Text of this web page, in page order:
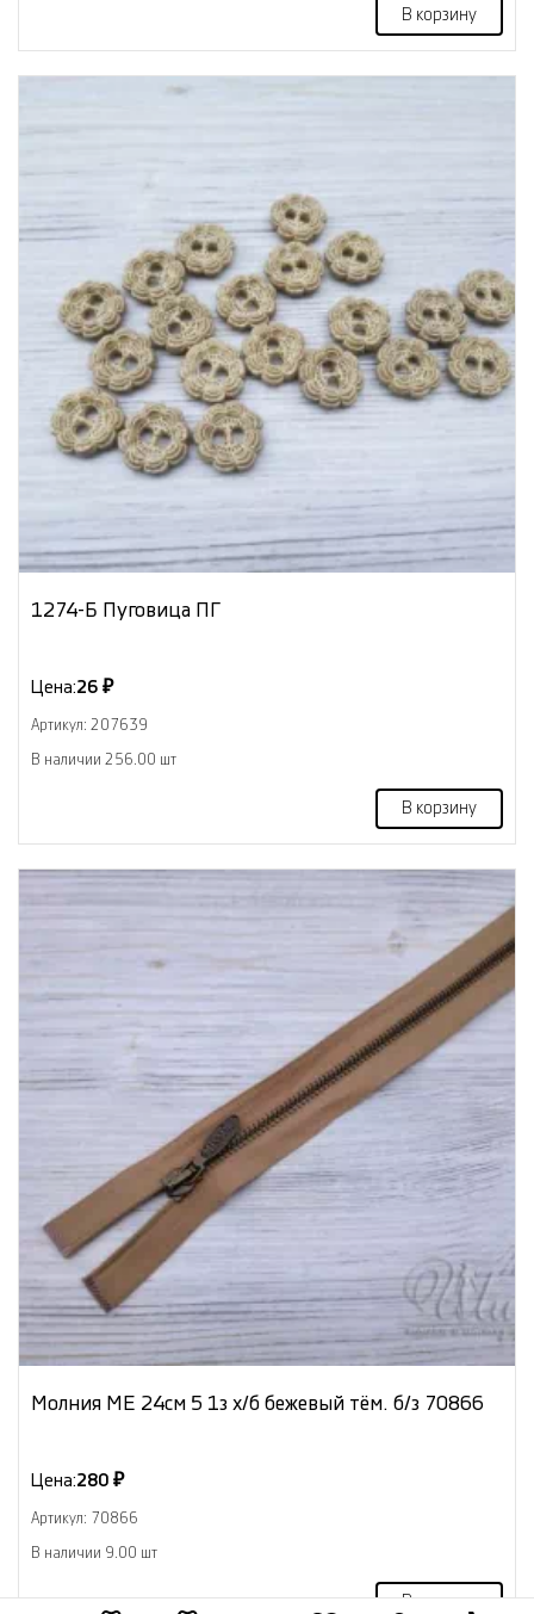
В корзину
1274-Б Пуговица ПГ
Цена:26 ₽
Артикул: 207639
В наличии 256.00 шт
В корзину
Молния МЕ 24см 5 1з х/б бежевый тём. б/з 70866
Цена:280 ₽
Артикул: 70866
В наличии 9.00 шт
В корзину